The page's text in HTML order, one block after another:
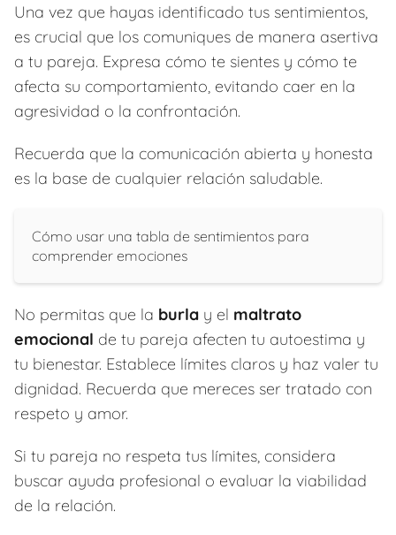
Una vez que hayas identificado tus sentimientos,
es crucial que los comuniques de manera asertiva
a tu pareja. Expresa cómo te sientes y cómo te
afecta su comportamiento, evitando caer en la
agresividad o la confrontación.
Recuerda que la comunicación abierta y honesta
es la base de cualquier relación saludable.
Cómo usar una tabla de sentimientos para
comprender emociones
No permitas que la burla y el maltrato
emocional de tu pareja afecten tu autoestima y
tu bienestar. Establece límites claros y haz valer tu
dignidad. Recuerda que mereces ser tratado con
respeto y amor.
Si tu pareja no respeta tus límites, considera
buscar ayuda profesional o evaluar la viabilidad
de la relación.